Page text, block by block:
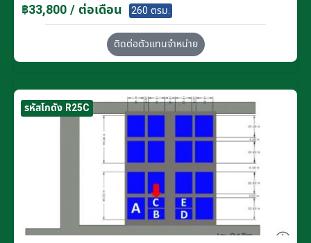
฿33,800 / ต่อเดือน 260 ตรม.
ติดต่อตัวแทนจำหน่าย
รหัสโกดัง R25C